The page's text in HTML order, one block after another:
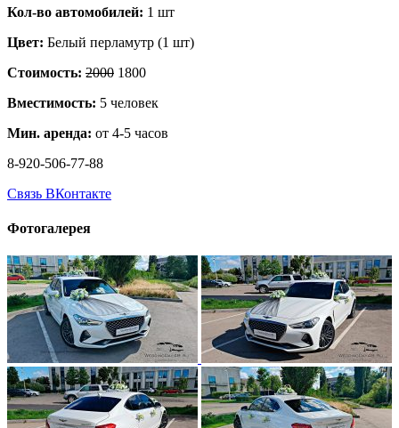
Кол-во автомобилей: 1 шт
Цвет: Белый перламутр (1 шт)
Стоимость: 2000 1800
Вместимость: 5 человек
Мин. аренда: от 4-5 часов
8-920-506-77-88
Связь ВКонтакте
Фотогалерея